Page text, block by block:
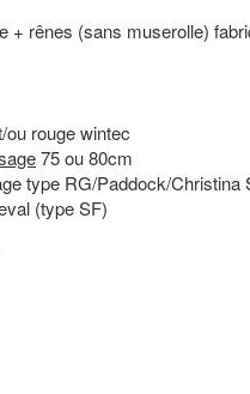
+ rênes (sans muserolle)
ou rouge wintec
75 ou 80cm
type RG/Paddock/Christina
(type SF)